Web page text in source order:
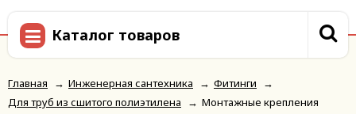
Каталог товаров
Главная → Инженерная сантехника → Фитинги
→
Для труб из сшитого полиэтилена
→ Монтажные крепления